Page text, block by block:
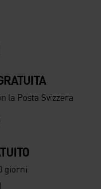
la Posta Svizzera
giorni